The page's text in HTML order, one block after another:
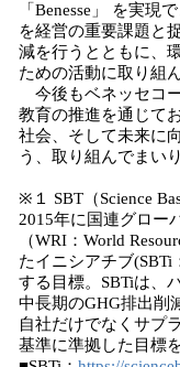
「Benesse」 を実現
を経営の重要課題と
減を行うとともに、
ための活動に取り組
今後もベネッセコ
教育の推進を通じて
社会、そして未来に
う、取り組んでまい
※１ SBT（Science
2015年に国連グロー
（WRI：World
たイニシアチブ(SBTi
する目標。SBTiは、
中長期のGHG排出削
自社だけでなくサプ
基準に準拠した目標